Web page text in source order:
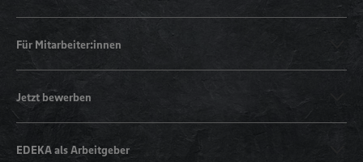
Für Mitarbeiter:innen
Jetzt bewerben
EDEKA als Arbeitgeber